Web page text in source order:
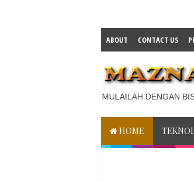
ABOUT CONTACT US
MULAILAH DENGAN
HOME